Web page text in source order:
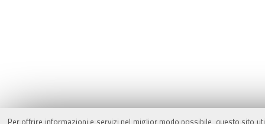
Per offrire informazioni e servizi nel miglior modo possibile, questo sito